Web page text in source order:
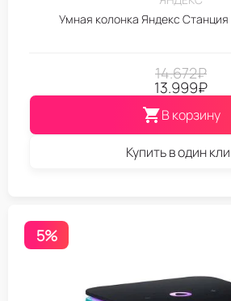
Умная колонка Яндекс
14.672₽
13.999₽
В корзину
Купить в один
5%